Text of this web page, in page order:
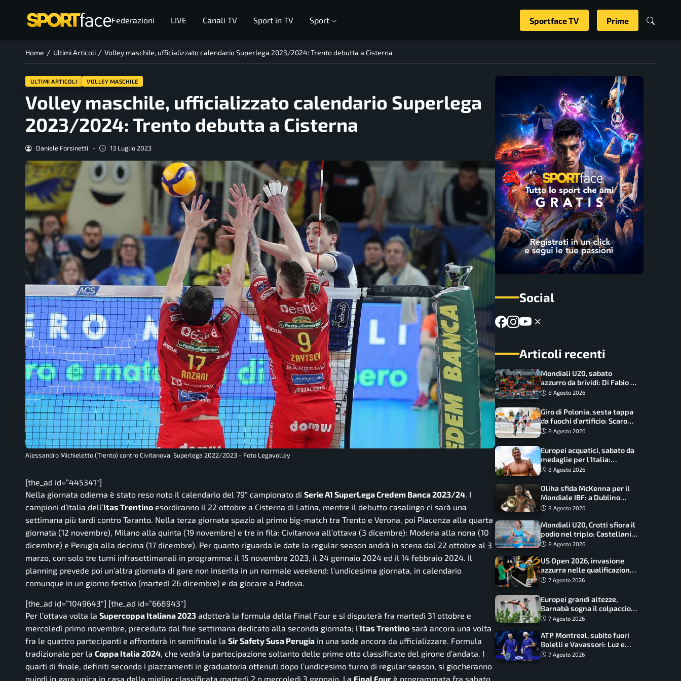
Federazioni LIVE Canali TV Sport in TV Sport Sportface TV Prime
Home / Ultimi Articoli / Volley maschile, ufficializzato calendario Superlega 2023/2024: Trento debutta a Cisterna
ULTIMI ARTICOLI VOLLEY MASCHILE
Volley maschile, ufficializzato calendario Superlega
2023/2024: Trento debutta a Cisterna
Daniele Forsinetti - 13 Luglio 2023
Alessandro Michieletto (Trento) contro Civitanova, Superlega 2022/2023 - Foto Legavolley
[the_ad id=”445341″]
Nella giornata odierna è stato reso noto il calendario del 79° campionato di Serie A1 SuperLega Credem Banca 2023/24. I
campioni d’Italia dell’Itas Trentino esordiranno il 22 ottobre a Cisterna di Latina, mentre il debutto casalingo ci sarà una
settimana più tardi contro Taranto. Nella terza giornata spazio al primo big-match tra Trento e Verona, poi Piacenza alla quarta
giornata (12 novembre), Milano alla quinta (19 novembre) e tre in fila: Civitanova all’ottava (3 dicembre): Modena alla nona (10
dicembre) e Perugia alla decima (17 dicembre). Per quanto riguarda le date la regular season andrà in scena dal 22 ottobre al 3
marzo, con solo tre turni infrasettimanali in programma: il 15 novembre 2023, il 24 gennaio 2024 ed il 14 febbraio 2024. Il
planning prevede poi un’altra giornata di gare non inserita in un normale weekend: l’undicesima giornata, in calendario
comunque in un giorno festivo (martedì 26 dicembre) e da giocare a Padova.
[the_ad id=”1049643″] [the_ad id=”668943″]
Per l’ottava volta la Supercoppa Italiana 2023 adotterà la formula della Final Four e si disputerà fra martedì 31 ottobre e
mercoledì primo novembre, preceduta dal fine settimana dedicato alla seconda giornata; l’Itas Trentino sarà ancora una volta
fra le quattro partecipanti e affronterà in semifinale la Sir Safety Susa Perugia in una sede ancora da ufficializzare. Formula
tradizionale per la Coppa Italia 2024, che vedrà la partecipazione soltanto delle prime otto classificate del girone d’andata. I
quarti di finale, definiti secondo i piazzamenti in graduatoria ottenuti dopo l’undicesimo turno di regular season, si giocheranno
quindi in gara unica in casa della miglior classificata martedì 2 o mercoledì 3 gennaio. La Final Four è programmata fra sabato
Social
Articoli recenti
Mondiali U20, sabato
azzurro da brividi: Di Fabio e
Inzoli sognano le medaglie,
8 Agosto 2026
Giro di Polonia, sesta tappa
da fuochi d’artificio: Scaroni
può attaccare la maglia di
8 Agosto 2026
Europei acquatici, sabato da
medaglie per l’Italia:
Paltrinieri guida la staffetta,
grandi altezze
8 Agosto 2026
Oliha sfida McKenna per il
Mondiale IBF: a Dublino
serve l’impresa nella tana
8 Agosto 2026
Mondiali U20, Crotti sfiora il
podio nel triplo: Castellani
da record, Succo in finale
8 Agosto 2026
US Open 2026, invasione
azzurra nelle qualificazioni:
17 italiani a caccia del main
7 Agosto 2026
Europei grandi altezze,
Barnabà sogna il colpaccio:
è leader a metà gara, Baraldi
7 Agosto 2026
ATP Montreal, subito fuori
Bolelli e Vavassori: Luz e
Matos fermano gli azzurri
7 Agosto 2026